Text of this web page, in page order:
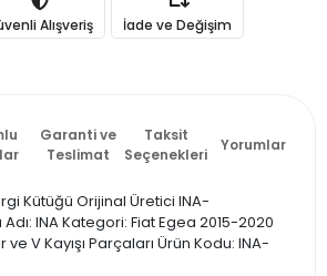
Alışveriş İade ve Değişim
Garanti ve
Teslimat
Taksit
Seçenekleri
Yorumlar
Kütüğü Orijinal Üretici INA-
INA Kategori: Fiat Egea 2015-2020
ve V Kayışı Parçaları Ürün Kodu: INA-